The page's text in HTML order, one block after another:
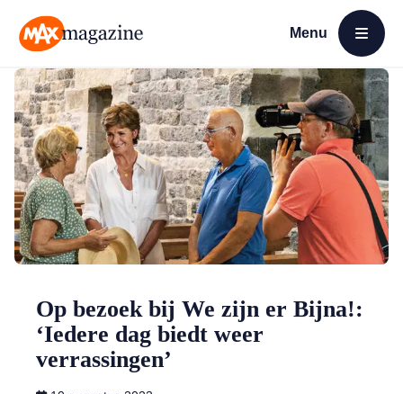
Menu
Open menu
Op bezoek bij We zijn er Bijna!:
‘Iedere dag biedt weer
verrassingen’